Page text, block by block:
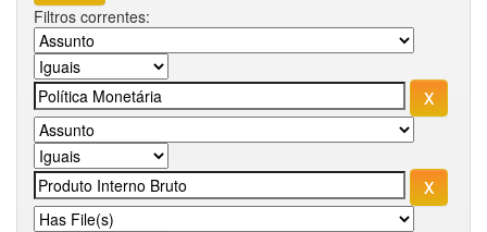
Filtros correntes: